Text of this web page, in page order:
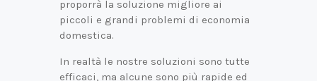
proporrà la soluzione migliore ai
piccoli e grandi problemi di economia
domestica.
In realtà le nostre soluzioni sono tutte
efficaci, ma alcune sono più rapide ed